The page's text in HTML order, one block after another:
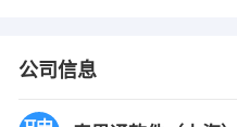
公司信息